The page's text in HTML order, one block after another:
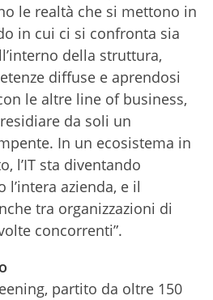
le realtà che si mettono in
in cui ci si confronta sia
della struttura,
diffuse e aprendosi
le altre line of business,
da soli un
In un ecosistema in
l’IT sta diventando
l’intera azienda, e il
tra organizzazioni di
concorrenti”.
partito da oltre 150